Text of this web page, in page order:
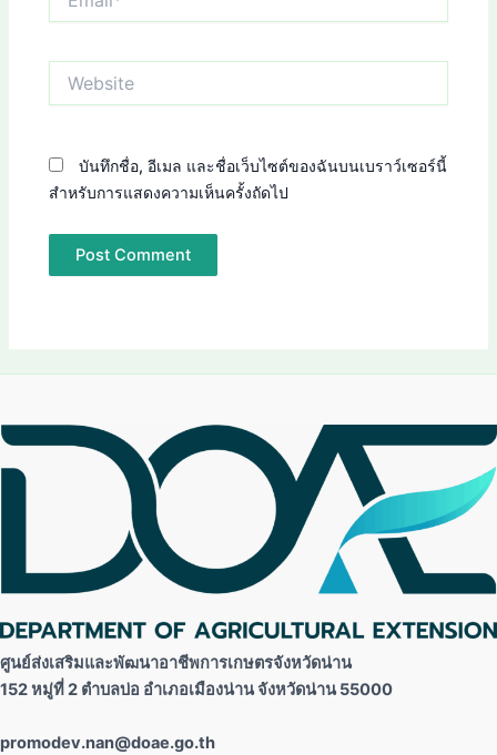
บันทึกชื่อ, อีเมล และชื่อเว็บไซต์ของฉันบนเบราว์เซอร์นี้
สำหรับการแสดงความเห็นครั้งถัดไป
ศูนย์ส่งเสริมและพัฒนาอาชีพการเกษตรจังหวัดน่าน
152 หมู่ที่ 2 ตำบลบ่อ อำเภอเมืองน่าน จังหวัดน่าน 55000
promodev.nan@doae.go.th